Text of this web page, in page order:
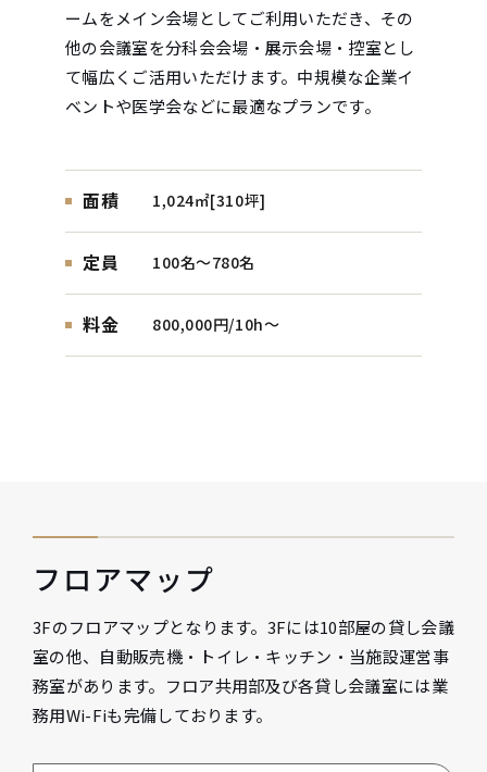
ームをメイン会場としてご利用いただき、その
他の会議室を分科会会場・展示会場・控室とし
て幅広くご活用いただけます。中規模な企業イ
ベントや医学会などに最適なプランです。
面積 1,024㎡[310坪]
定員 100名～780名
料金 800,000円/10h〜
フロアマップ
3Fのフロアマップとなります。3Fには10部屋の貸し会議
室の他、自動販売機・トイレ・キッチン・当施設運営事
務室があります。フロア共用部及び各貸し会議室には業
務用Wi-Fiも完備しております。